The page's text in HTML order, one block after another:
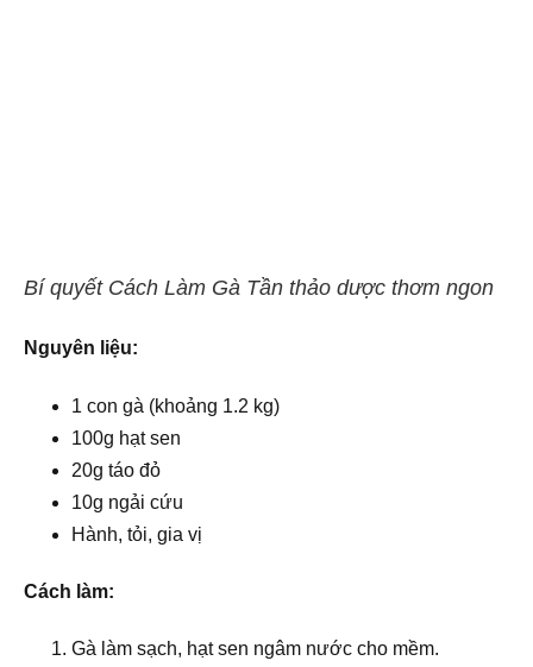
Bí quyết Cách Làm Gà Tần thảo dược thơm ngon
Nguyên liệu:
1 con gà (khoảng 1.2 kg)
100g hạt sen
20g táo đỏ
10g ngải cứu
Hành, tỏi, gia vị
Cách làm:
Gà làm sạch, hạt sen ngâm nước cho mềm.